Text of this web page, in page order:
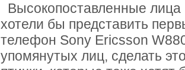
Высокопоставленные
хотели бы представить
телефон Sony Ericsson
упомянутых лиц, сделать